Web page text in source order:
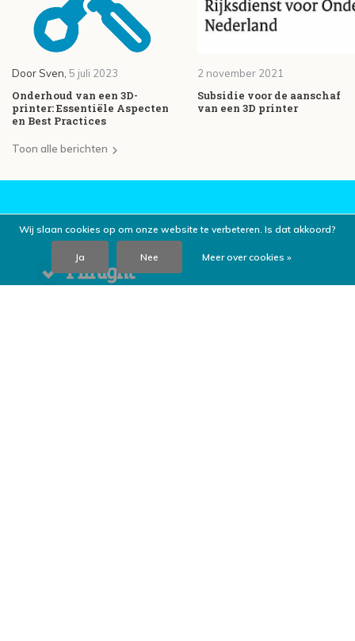
DoorSven 5 juli 2023
Onderhoud van een 3D-
printer: Essentiële Aspecten
en Best Practices
2 november 2021
Subsidie voor de aanschaf
van een 3D printer
Toon alle berichten
Wij slaan cookies op om onze website te verbeteren. Is dat akkoord?
Ja Nee Meer over cookies »